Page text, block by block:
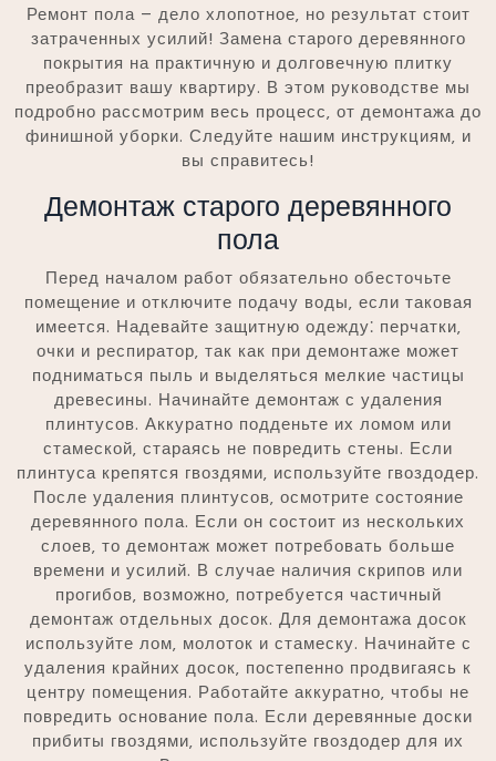
Ремонт пола – дело хлопотное‚ но результат стоит
затраченных усилий! Замена старого деревянного
покрытия на практичную и долговечную плитку
преобразит вашу квартиру. В этом руководстве мы
подробно рассмотрим весь процесс‚ от демонтажа до
финишной уборки. Следуйте нашим инструкциям‚ и
вы справитесь!
Демонтаж старого деревянного
пола
Перед началом работ обязательно обесточьте
помещение и отключите подачу воды‚ если таковая
имеется. Надевайте защитную одежду⁚ перчатки‚
очки и респиратор‚ так как при демонтаже может
подниматься пыль и выделяться мелкие частицы
древесины. Начинайте демонтаж с удаления
плинтусов. Аккуратно подденьте их ломом или
стамеской‚ стараясь не повредить стены. Если
плинтуса крепятся гвоздями‚ используйте гвоздодер.
После удаления плинтусов‚ осмотрите состояние
деревянного пола. Если он состоит из нескольких
слоев‚ то демонтаж может потребовать больше
времени и усилий. В случае наличия скрипов или
прогибов‚ возможно‚ потребуется частичный
демонтаж отдельных досок. Для демонтажа досок
используйте лом‚ молоток и стамеску. Начинайте с
удаления крайних досок‚ постепенно продвигаясь к
центру помещения. Работайте аккуратно‚ чтобы не
повредить основание пола. Если деревянные доски
прибиты гвоздями‚ используйте гвоздодер для их